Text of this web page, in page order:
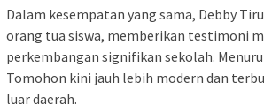
Dalam kesempatan yang sama, Debby
orang tua siswa, memberikan testimoni
perkembangan signifikan sekolah.
Tomohon kini jauh lebih modern dan
luar daerah.